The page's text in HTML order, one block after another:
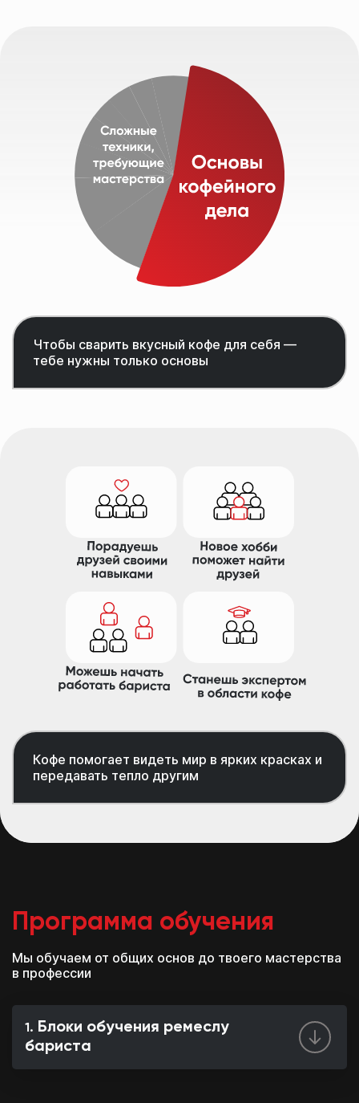
Чтобы сварить вкусный кофе для себя —
тебе нужны только основы
Кофе помогает видеть мир в ярких красках и
передавать тепло другим
Программа обучения
Мы обучаем от общих основ до твоего мастерства
в профессии
Блоки обучения ремеслу
бариста